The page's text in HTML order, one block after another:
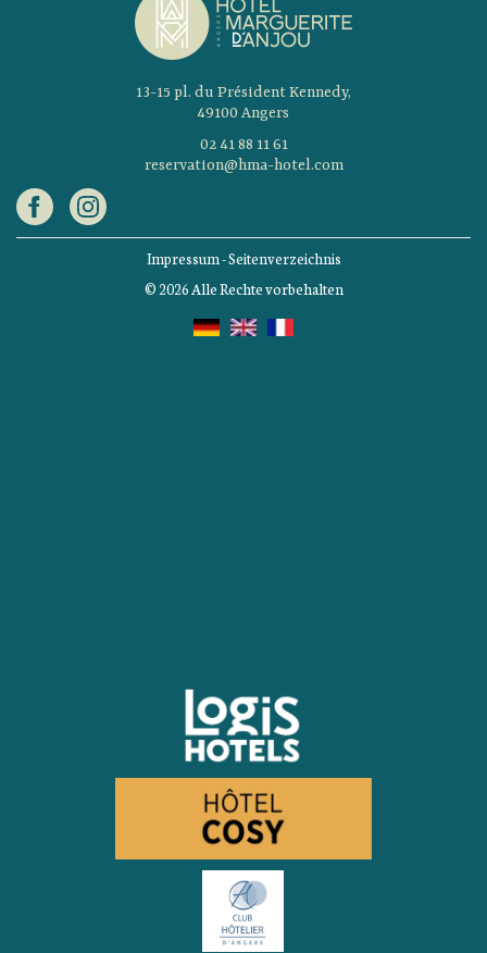
13-15 pl. du Président Kennedy,
49100 Angers
02 41 88 11 61
reservation@hma-hotel.com
Impressum-Seitenverzeichnis
© 2026 Alle Rechte vorbehalten